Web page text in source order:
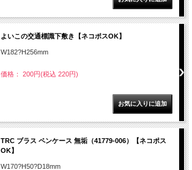
よいこの交通標識下敷き【ネコポスOK】
W182?H256mm
価格： 200円(税込 220円)
TRC ブラス ペンケース 無垢（41779-006）【ネコポス
OK】
W170?H50?D18mm